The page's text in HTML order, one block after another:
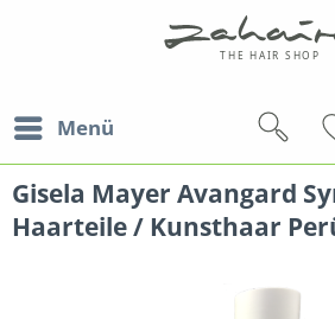
Menü
Gisela Mayer Avangard
Haarteile / Kunsthaar